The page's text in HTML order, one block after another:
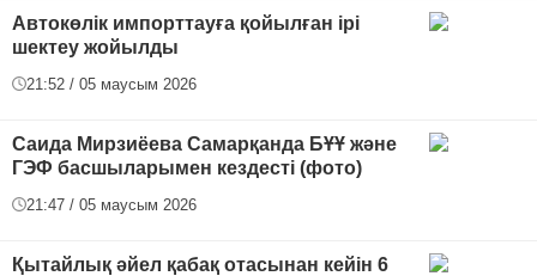
Автокөлік импорттауға қойылған ірі
шектеу жойылды
21:52 / 05 маусым 2026
Саида Мирзиёева Самарқанда БҰҰ және
ГЭФ басшыларымен кездесті (фото)
21:47 / 05 маусым 2026
Қытайлық әйел қабақ отасынан кейін 6